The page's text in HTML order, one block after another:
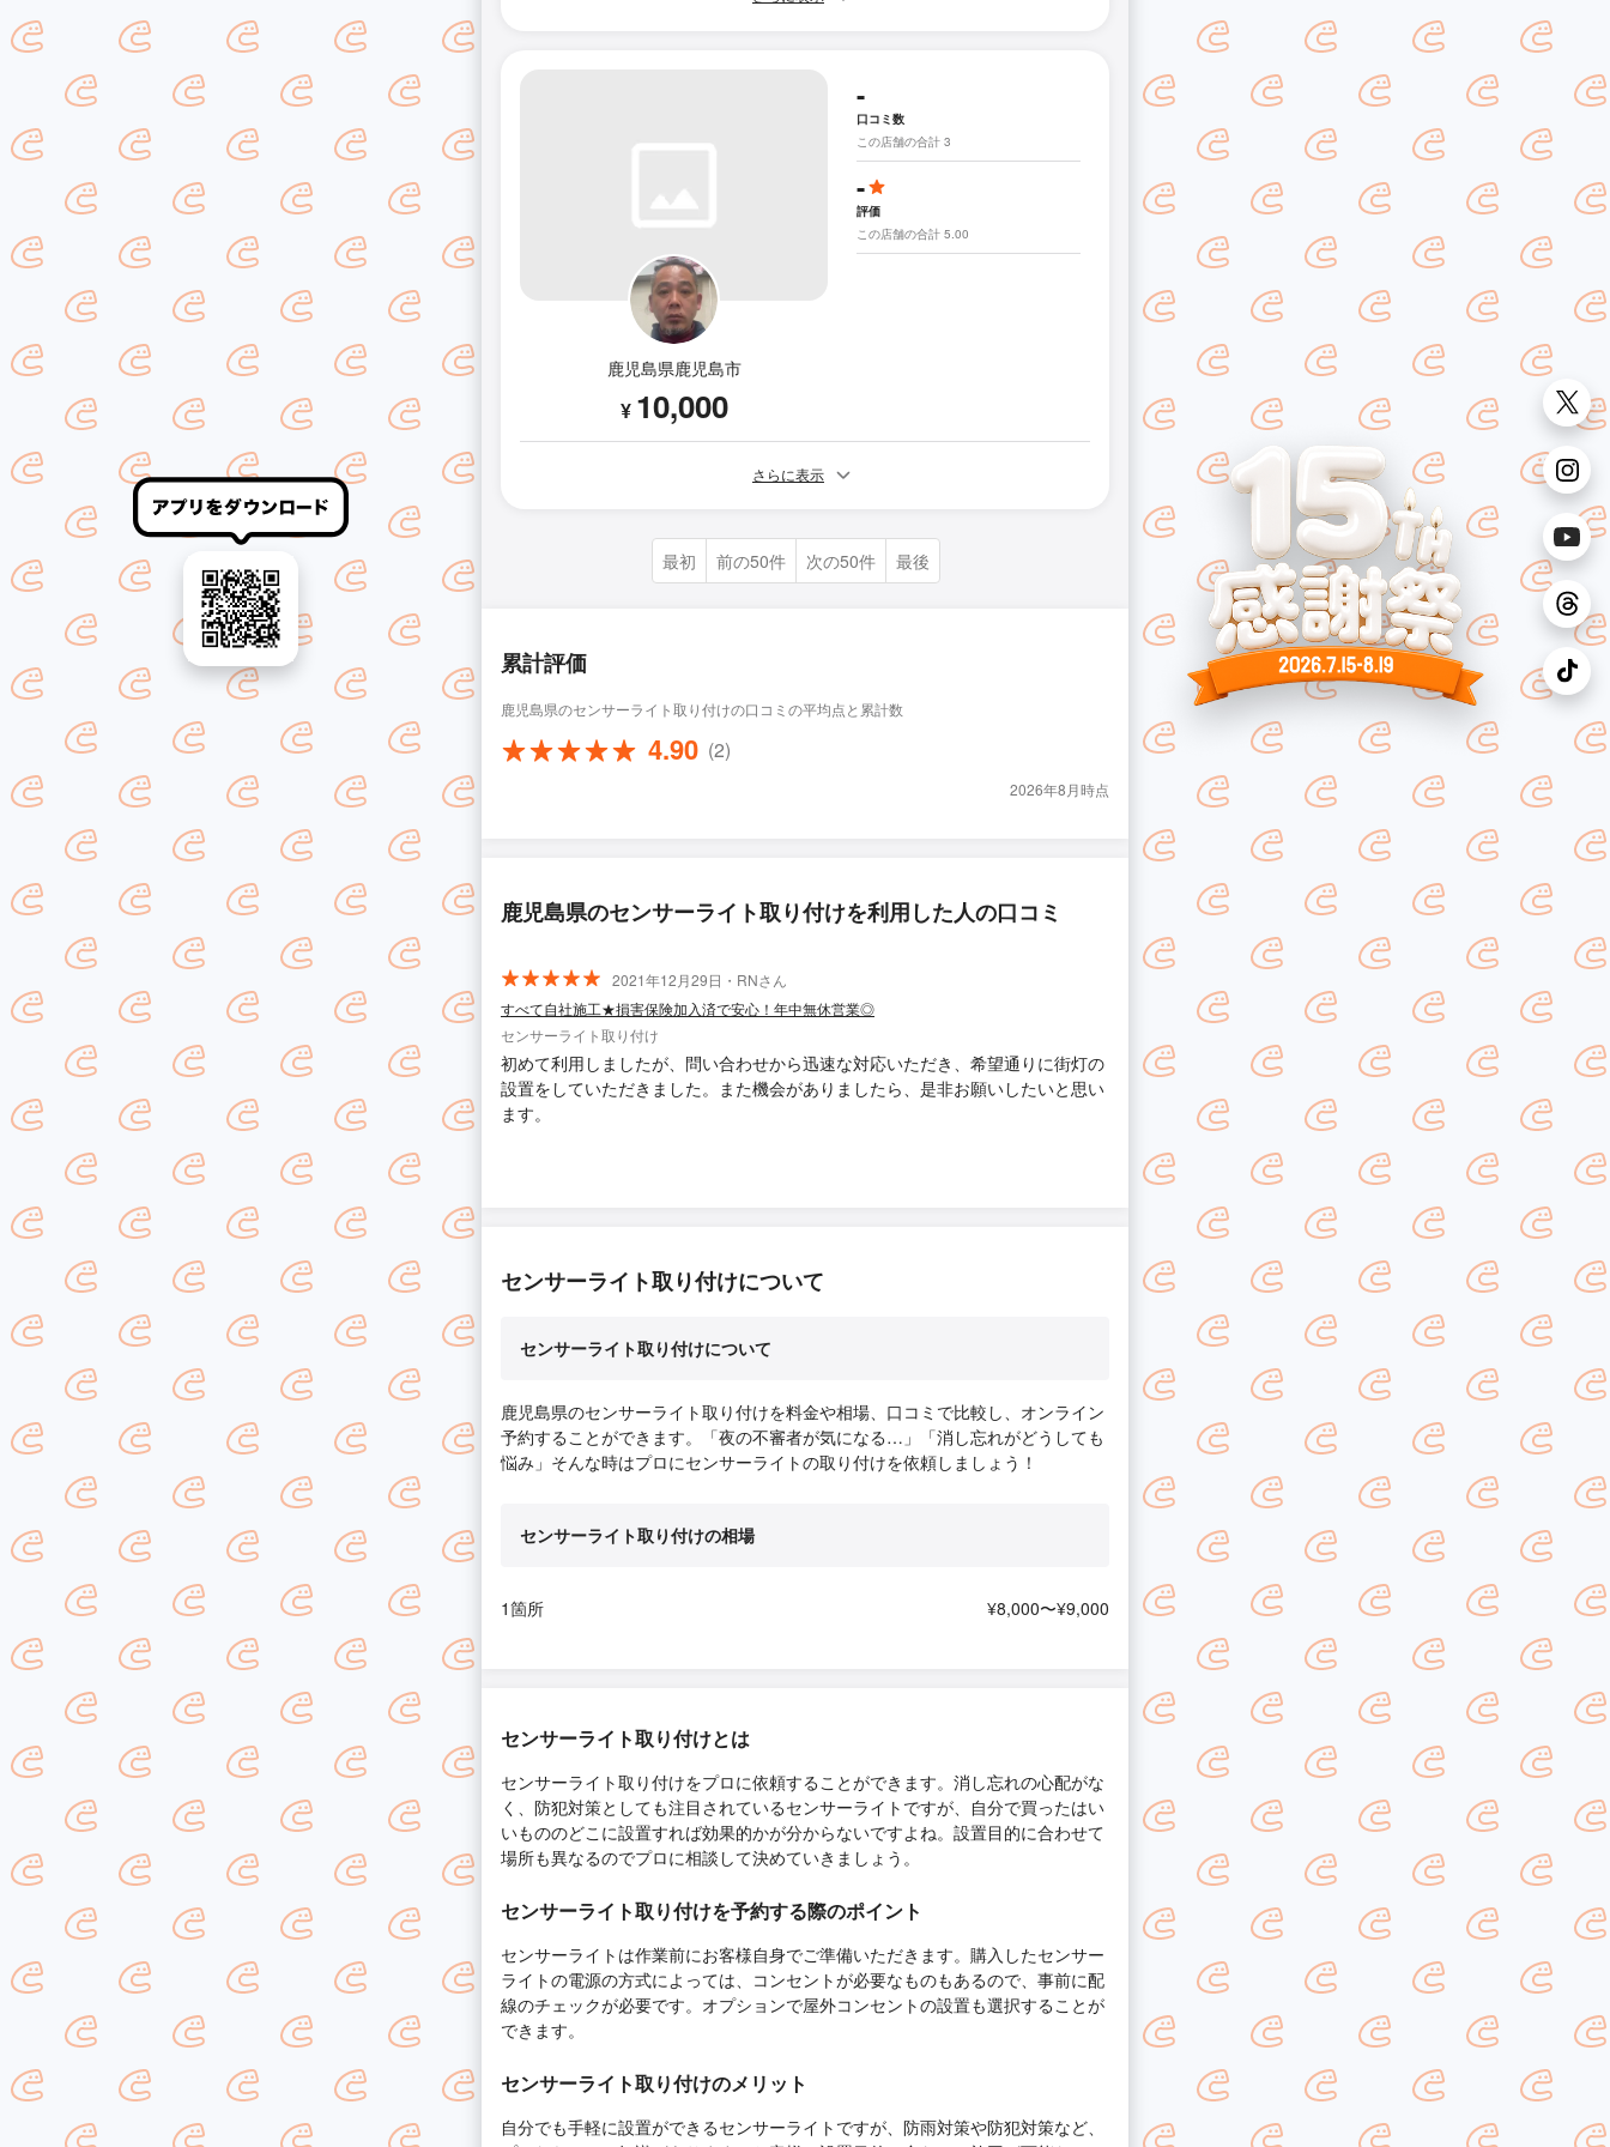
鹿児島県鹿児島市
¥ 10,000
-
口コミ数
この店舗の合計 3
-
評価
この店舗の合計 5.00
さらに表示
最初 前の50件 次の50件 最後
累計評価
鹿児島県のセンサーライト取り付けの口コミの平均点と累計数
4.90 (2)
2026年8月時点
鹿児島県のセンサーライト取り付けを利用した人の口コミ
2021年12月29日・RNさん
すべて自社施工★損害保険加入済で安心！年中無休営業◎
センサーライト取り付け
初めて利用しましたが、問い合わせから迅速な対応いただき、希望通りに街灯の
設置をしていただきました。また機会がありましたら、是非お願いしたいと思い
ます。
センサーライト取り付けについて
センサーライト取り付けについて
鹿児島県のセンサーライト取り付けを料金や相場、口コミで比較し、オンライン
予約することができます。「夜の不審者が気になる…」「消し忘れがどうしても
悩み」そんな時はプロにセンサーライトの取り付けを依頼しましょう！
センサーライト取り付けの相場
1箇所 ¥8,000〜¥9,000
センサーライト取り付けとは
センサーライト取り付けをプロに依頼することができます。消し忘れの心配がな
く、防犯対策としても注目されているセンサーライトですが、自分で買ったはい
いもののどこに設置すれば効果的かが分からないですよね。設置目的に合わせて
場所も異なるのでプロに相談して決めていきましょう。
センサーライト取り付けを予約する際のポイント
センサーライトは作業前にお客様自身でご準備いただきます。購入したセンサー
ライトの電源の方式によっては、コンセントが必要なものもあるので、事前に配
線のチェックが必要です。オプションで屋外コンセントの設置も選択することが
できます。
センサーライト取り付けのメリット
自分でも手軽に設置ができるセンサーライトですが、防雨対策や防犯対策など、